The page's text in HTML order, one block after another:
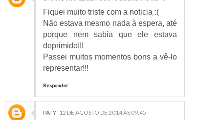
Fiquei muito triste com a noticia :(
Não estava mesmo nada à espera, até
porque nem sabia que ele estava
deprimido!!!
Passei muitos momentos bons a vê-lo
representar!!!
Responder
PATY 12 DE AGOSTO DE 2014 ÀS 09:45